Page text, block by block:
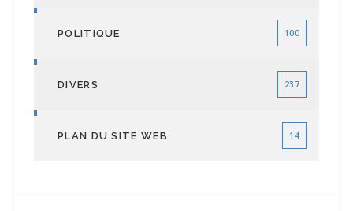
POLITIQUE 100
DIVERS 237
PLAN DU SITE WEB 14